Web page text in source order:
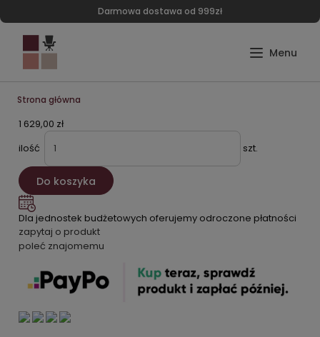
Darmowa dostawa od 999zł
Strona główna
1 629,00 zł
ilość
szt.
Do koszyka
Dla jednostek budżetowych oferujemy odroczone płatności
zapytaj o produkt
poleć znajomemu